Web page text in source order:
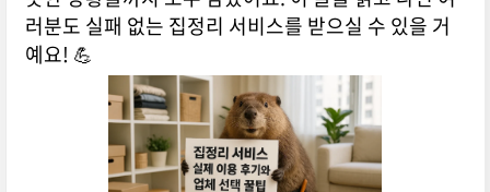
러분도 실패 없는 집정리 서비스를 받으실 수 있을 거
예요! 💪